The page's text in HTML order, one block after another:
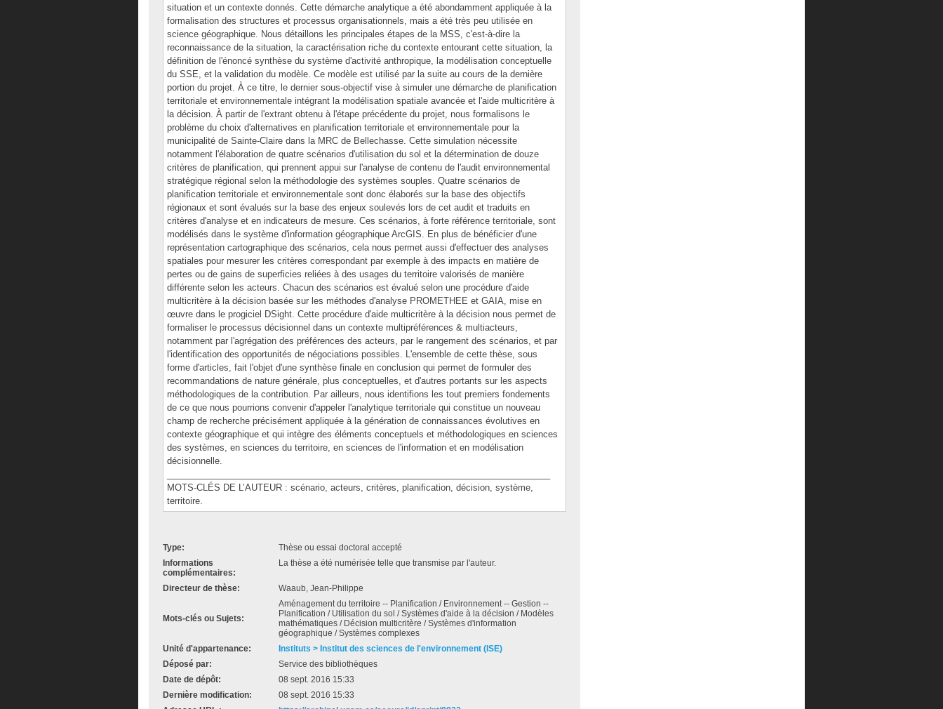
situation et un contexte donnés. Cette démarche analytique a été abondamment appliquée à la
formalisation des structures et processus organisationnels, mais a été très peu utilisée en
science géographique. Nous détaillons les principales étapes de la MSS, c'est-à-dire la
reconnaissance de la situation, la caractérisation riche du contexte entourant cette situation, la
définition de l'énoncé synthèse du système d'activité anthropique, la modélisation conceptuelle
du SSE, et la validation du modèle. Ce modèle est utilisé par la suite au cours de la dernière
portion du projet. À ce titre, le dernier sous-objectif vise à simuler une démarche de planification
territoriale et environnementale intégrant la modélisation spatiale avancée et l'aide multicritère à
la décision. À partir de l'extrant obtenu à l'étape précédente du projet, nous formalisons le
problème du choix d'alternatives en planification territoriale et environnementale pour la
municipalité de Sainte-Claire dans la MRC de Bellechasse. Cette simulation nécessite
notamment l'élaboration de quatre scénarios d'utilisation du sol et la détermination de douze
critères de planification, qui prennent appui sur l'analyse de contenu de l'audit environnemental
stratégique régional selon la méthodologie des systèmes souples. Quatre scénarios de
planification territoriale et environnementale sont donc élaborés sur la base des objectifs
régionaux et sont évalués sur la base des enjeux soulevés lors de cet audit et traduits en
critères d'analyse et en indicateurs de mesure. Ces scénarios, à forte référence territoriale, sont
modélisés dans le système d'information géographique ArcGIS. En plus de bénéficier d'une
représentation cartographique des scénarios, cela nous permet aussi d'effectuer des analyses
spatiales pour mesurer les critères correspondant par exemple à des impacts en matière de
pertes ou de gains de superficies reliées à des usages du territoire valorisés de manière
différente selon les acteurs. Chacun des scénarios est évalué selon une procédure d'aide
multicritère à la décision basée sur les méthodes d'analyse PROMETHEE et GAIA, mise en
œuvre dans le progiciel DSight. Cette procédure d'aide multicritère à la décision nous permet de
formaliser le processus décisionnel dans un contexte multipréférences & multiacteurs,
notamment par l'agrégation des préférences des acteurs, par le rangement des scénarios, et par
l'identification des opportunités de négociations possibles. L'ensemble de cette thèse, sous
forme d'articles, fait l'objet d'une synthèse finale en conclusion qui permet de formuler des
recommandations de nature générale, plus conceptuelles, et d'autres portants sur les aspects
méthodologiques de la contribution. Par ailleurs, nous identifions les tout premiers fondements
de ce que nous pourrions convenir d'appeler l'analytique territoriale qui constitue un nouveau
champ de recherche précisément appliquée à la génération de connaissances évolutives en
contexte géographique et qui intègre des éléments conceptuels et méthodologiques en sciences
des systèmes, en sciences du territoire, en sciences de l'information et en modélisation
décisionnelle.
MOTS-CLÉS DE L’AUTEUR : scénario, acteurs, critères, planification, décision, système,
territoire.
Type:
Thèse ou essai doctoral accepté
Informations
complémentaires:
La thèse a été numérisée telle que transmise par l'auteur.
Directeur de thèse: Waaub, Jean-Philippe
Mots-clés ou Sujets:
Aménagement du territoire -- Planification / Environnement -- Gestion --
Planification / Utilisation du sol / Systèmes d'aide à la décision / Modèles
mathématiques / Décision multicritère / Systèmes d'information
géographique / Systèmes complexes
Unité d'appartenance:
Instituts > Institut des sciences de l'environnement (ISE)
Déposé par:
Service des bibliothèques
Date de dépôt:
08 sept. 2016 15:33
Dernière modification:
08 sept. 2016 15:33